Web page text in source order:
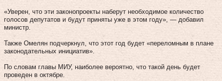
«Уверен, что эти законопроекты наберут необходимое количество
голосов депутатов и будут приняты уже в этом году», — добавил
министр.
Также Омелян подчеркнул, что этот год будет «переломным в плане
законодательных инициатив».
По словам главы МИУ, наиболее вероятно, что такой день будет
проведен в октябре.